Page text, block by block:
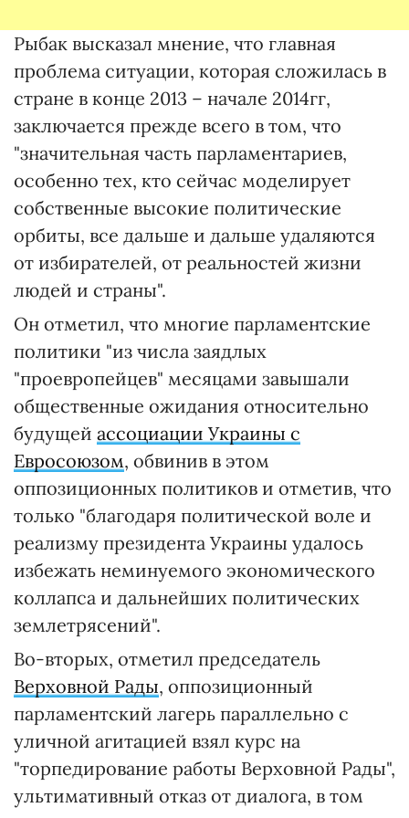
Рыбак высказал мнение, что главная
проблема ситуации, которая сложилась в
стране в конце 2013 – начале 2014гг,
заключается прежде всего в том, что
"значительная часть парламентариев,
особенно тех, кто сейчас моделирует
собственные высокие политические
орбиты, все дальше и дальше удаляются
от избирателей, от реальностей жизни
людей и страны".
Он отметил, что многие парламентские
политики "из числа заядлых
"проевропейцев" месяцами завышали
общественные ожидания относительно
будущей ассоциации Украины с
Евросоюзом, обвинив в этом
оппозиционных политиков и отметив, что
только "благодаря политической воле и
реализму президента Украины удалось
избежать неминуемого экономического
коллапса и дальнейших политических
землетрясений".
Во-вторых, отметил председатель
Верховной Рады, оппозиционный
парламентский лагерь параллельно с
уличной агитацией взял курс на
"торпедирование работы Верховной Рады",
ультимативный отказ от диалога, в том